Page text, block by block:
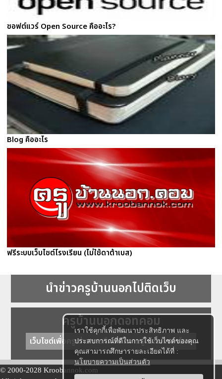
เราใช้คุกกี้เพื่อพัฒนาประสิทธิภาพ และ
ประสบการณ์ที่ดีในการใช้เว็บไซต์ของคุณ
คุณสามารถศึกษารายละเอียดได้ที่ :
นโยบายความเป็นส่วนตัว
ซอฟต์แวร์ Open Source คืออะไร?
Blog คืออะไร
ฟรีระบบเว็บไซต์โรงเรียน (ไม่ใช้ดาต้าเบส)
นำข่าวครูบ้านนอกไปติดเว็บ
ครูบ้านนอกดอทคอม
เว็บไซต์เพื่อครู ข่าวการศึกษา ความรู้ การศึกษาไทย
© 2000-2028 Kroobannok.com